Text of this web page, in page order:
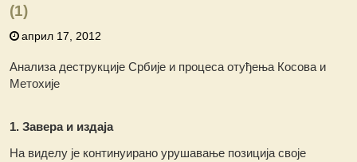
(1)
април 17, 2012
Анализа деструкције Србије и процеса отуђења Косова и
Метохије
1. Завера и издаја
На виделу је континуирано урушавање позиција своје